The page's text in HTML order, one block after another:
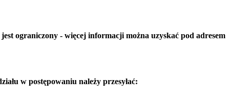
ograniczony - więcej informacji można uzyskać pod adresem
w postępowaniu należy przesyłać: